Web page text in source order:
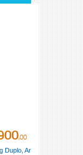
Duplo, Ar
,00